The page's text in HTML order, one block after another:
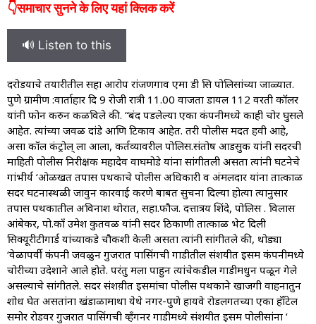
👇समाचार सुनने के लिए यहां क्लिक करें
🔊 Listen to this
दरोडयाचे तयारीतील सहा आरोपीं रांजणगाव एमा डी सि पोलिसांच्या जाळ्यात.
पुणे ग्रामीण :वार्ताहार दि 9 रोजी रात्री 11.00 वाजता डायल 112 वरती कॉलर
यांनी फोन करुन कळविले की. “बंद पडलेल्या एका कंपनीमध्ये काही चोर घुसले
आहेत. त्यांच्या जवळ दांडे आणि टिकाव आहेत. तरी पोलीस मदत हवी आहे,
असा कॉल कंट्रोल् ला आला, कर्तव्यावरील पोलिस.संतोष आडसुक यांनी सदरची
माहिती पोलीस निरीक्षक महादेव वाघमोडे यांना सांगीतली असता त्यांनी घटनेचे
गांभीर्य ‘ओळखत तपास पथकाचे पोलीस अधिकारी व अंमलदार यांना तात्काळ
सदर घटनास्थळी जावुन कारवाई करणे बाबत सुचना दिल्या होत्या त्यानुसार
तपास पथकातील अविनाश थोरात, सहा.फौज. दत्तात्रय शिंदे, पोलिस . विलास
आंबेकर, पो.काँ उमेश कुतवळ यांनी सदर ठिकाणी तात्काळ भेट दिली
सिक्यूरीटीगार्ड यांच्याकडे चौकशी केली असता त्यांनी सांगीतले की, थोड्या
‘वेळापर्वी कंपनी जवळुन गुजरात पासिंगची गाडीतील संशयीत इसम कंपनीमध्ये
चोरीच्या उदेशाने आले होते. परंतु मला पाहुन त्यांचेकडील गाडीमधुन पळून गेले
असल्याचे सांगीतले. सदर संशय़ीत इसमांचा पोलीस पथकाने खाजगी वाहनातुन
शोध घेत असतांना खंडाळामाथा येथे नगर-पुणे हायवे रोडलगतच्या एका हॉँटेल
समोर रोडवर गुजरात पासिंगची व्हँगनर गाडीमध्ये संशयीत इसम पोलीसांना ‘